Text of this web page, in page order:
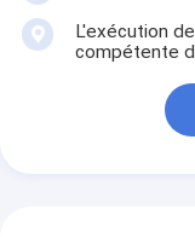
L'exécution
compétente